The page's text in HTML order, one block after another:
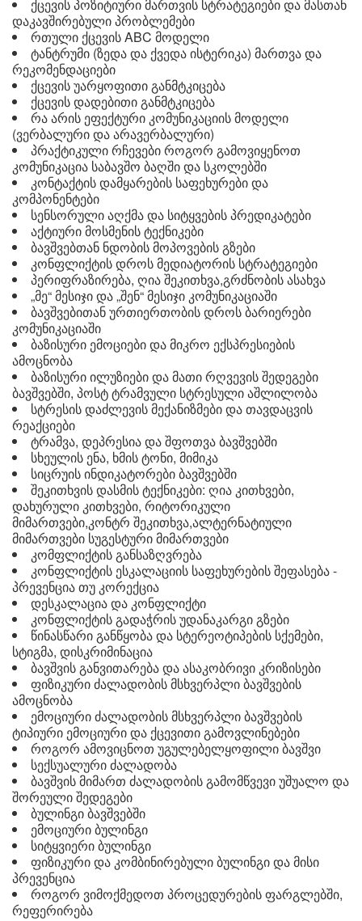
ქცევის პოზიტიური მართვის სტრატეგიები და მასთან
დაკავშირებული პრობლემები
რთული ქცევის ABC მოდელი
ტანტრუმი (ზედა და ქვედა ისტერიკა) მართვა და
რეკომენდაციები
ქცევის უარყოფითი განმტკიცება
ქცევის დადებითი განმტკიცება
რა არის ეფექტური კომუნიკაციის მოდელი
(ვერბალური და არავერბალური)
პრაქტიკული რჩევები როგორ გამოვიყენოთ
კომუნიკაცია საბავშო ბაღში და სკოლებში
კონტაქტის დამყარების საფეხურები და
კომპონენტები
სენსორული აღქმა და სიტყვების პრედიკატები
აქტიური მოსმენის ტექნიკები
ბავშვებთან ნდობის მოპოვების გზები
კონფლიქტის დროს მედიატორის სტრატეგიები
პერიფრაზირება, ღია შეკითხვა,გრძნობის ასახვა
„მე“ მესიჯი და „შენ“ მესიჯი კომუნიკაციაში
ბავშვებითან ურთიერთობის დროს ბარიერები
კომუნიკაციაში
ბაზისური ემოციები და მიკრო ექსპრესიების
ამოცნობა
ბაზისური ილუზიები და მათი რღვევის შედეგები
ბავშვებში, პოსტ ტრამვული სტრესული აშლილობა
სტრესის დაძლევის მექანიზმები და თავდაცვის
რეაქციები
ტრამვა, დეპრესია და შფოთვა ბავშვებში
სხეულის ენა, ხმის ტონი, მიმიკა
სიცრუის ინდიკატორები ბავშვებში
შეკითხვის დასმის ტექნიკები: ღია კითხვები,
დახურული კითხვები, რიტორიკული
მიმართვები,კონტრ შეკითხვა,ალტერნატიული
მიმართვები სუგესტური მიმართვები
კომფლიქტის განსაზღვრება
კონფლიქტის ესკალაციის საფეხურების შეფასება -
პრევენცია თუ კორექცია
დესკალაცია და კონფლიქტი
კონფლიქტის გადაჭრის უდანაკარგი გზები
წინასწარი განწყობა და სტერეოტიპების სქემები,
სტიგმა, დისკრიმინაცია
ბავშვის განვითარება და ასაკობრივი კრიზისები
ფიზიკური ძალადობის მსხვერპლი ბავშვების
ამოცნობა
ემოციური ძალადობის მსხვერპლი ბავშვების
ტიპიური ემოციური და ქცევითი გამოვლინებები
როგორ ამოვიცნოთ უგულებელყოფილი ბავშვი
სექსუალური ძალადობა
ბავშვის მიმართ ძალადობის გამომწვევი უშუალო და
შორეული შედეგები
ბულინგი ბავშვებში
ემოციური ბულინგი
სიტყვიერი ბულინგი
ფიზიკური და კომბინირებული ბულინგი და მისი
პრევენცია
როგორ ვიმოქმედოთ პროცედურების ფარგლებში,
რეფერირება